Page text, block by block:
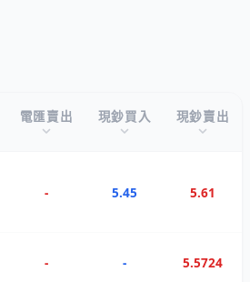
電匯賣出 現鈔買入 現鈔賣出
- 5.45 5.61
- - 5.5724